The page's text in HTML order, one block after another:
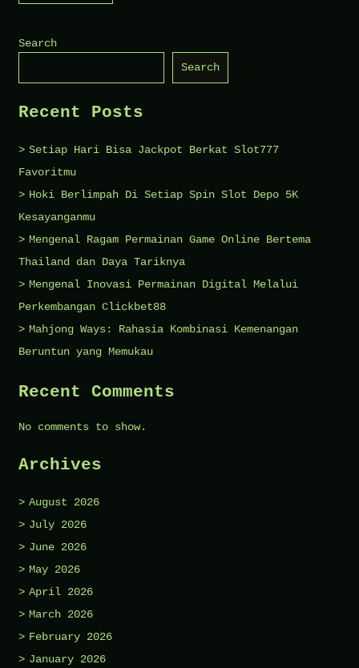
Search
Search
Recent Posts
Setiap Hari Bisa Jackpot Berkat Slot777
Favoritmu
Hoki Berlimpah Di Setiap Spin Slot Depo 5K
Kesayanganmu
Mengenal Ragam Permainan Game Online Bertema
Thailand dan Daya Tariknya
Mengenal Inovasi Permainan Digital Melalui
Perkembangan Clickbet88
Mahjong Ways: Rahasia Kombinasi Kemenangan
Beruntun yang Memukau
Recent Comments
No comments to show.
Archives
August 2026
July 2026
June 2026
May 2026
April 2026
March 2026
February 2026
January 2026